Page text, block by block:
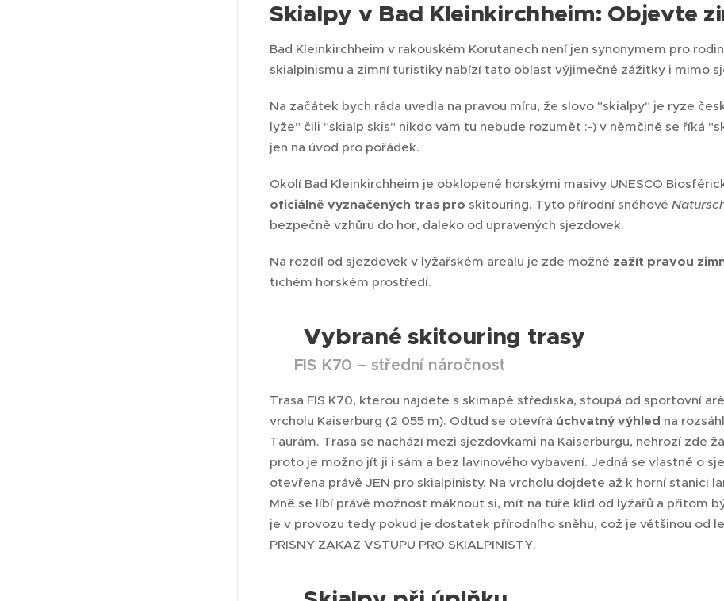
Skialpy v Bad Kleinkirchheim: Objevte
Bad Kleinkirchheim v rakouském Korutanech není jen synonymem pro
skialpinismu a zimní turistiky nabízí tato oblast výjimečné zážitky i mimo
Na začátek bych ráda uvedla na pravou míru, že slovo "skialpy" je ryze
lyže" čili "skialp skis" nikdo vám tu nebude rozumět :-) v němčině se říká
jen na úvod pro pořádek.
Okolí Bad Kleinkirchheim je obklopené horskými masivy UNESCO
oficiálně vyznačených tras pro skitouring. Tyto přírodní sněhové
bezpečně vzhůru do hor, daleko od upravených sjezdovek.
Na rozdíl od sjezdovek v lyžařském areálu je zde možné zažít pravou
tichém horském prostředí.
🗺️Vybrané skitouring trasy
📍 FIS K70 – střední náročnost
Trasa FIS K70, kterou najdete s skimapě střediska, stoupá od sportovní
vrcholu Kaiserburg (2 055 m). Odtud se otevírá úchvatný výhled na
Taurám. Trasa se nachází mezi sjezdovkami na Kaiserburgu, nehrozí zde
proto je možno jít ji i sám a bez lavinového vybavení. Jedná se vlastně o
otevřena právě JEN pro skialpinisty. Na vrcholu dojdete až k horní stanici
Mně se líbí právě možnost máknout si, mít na túře klid od lyžařů a přitom
je v provozu tedy pokud je dostatek přírodního sněhu, což je většinou od
PRISNY ZAKAZ VSTUPU PRO SKIALPINISTY.